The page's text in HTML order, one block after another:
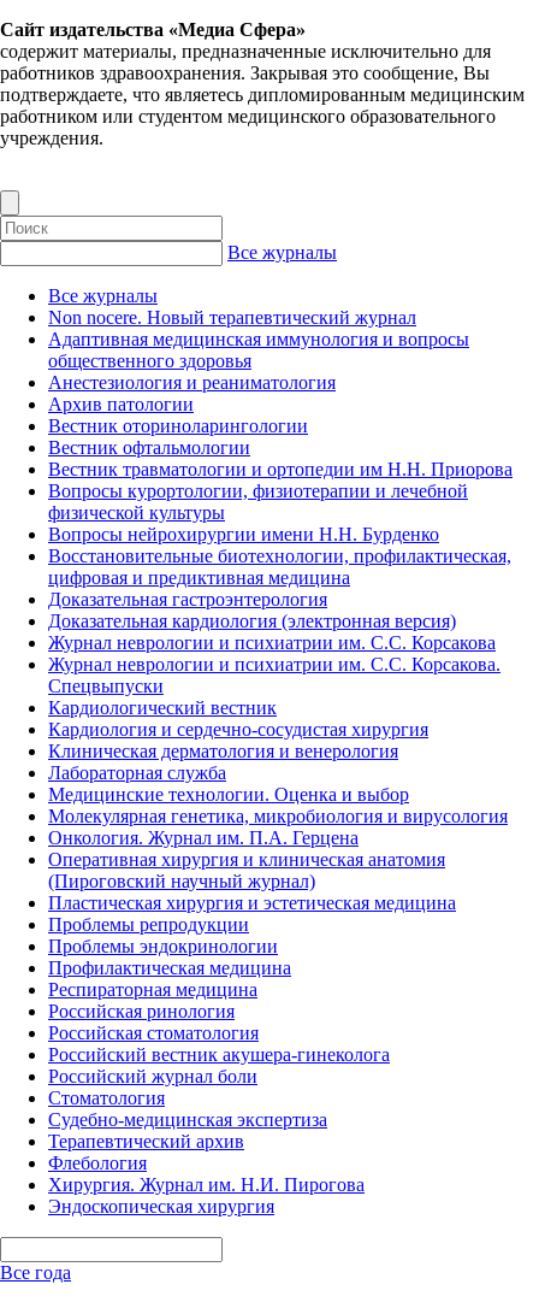
Сайт издательства «Медиа Сфера»
содержит материалы, предназначенные исключительно для
работников здравоохранения. Закрывая это сообщение, Вы
подтверждаете, что являетесь дипломированным медицинским
работником или студентом медицинского образовательного
учреждения.
Все журналы
Все журналы
Non nocere. Новый терапевтический журнал
Адаптивная медицинская иммунология и вопросы
общественного здоровья
Анестезиология и реаниматология
Архив патологии
Вестник оториноларингологии
Вестник офтальмологии
Вестник травматологии и ортопедии им Н.Н. Приорова
Вопросы курортологии, физиотерапии и лечебной
физической культуры
Вопросы нейрохирургии имени Н.Н. Бурденко
Восстановительные биотехнологии, профилактическая,
цифровая и предиктивная медицина
Доказательная гастроэнтерология
Доказательная кардиология (электронная версия)
Журнал неврологии и психиатрии им. С.С. Корсакова
Журнал неврологии и психиатрии им. С.С. Корсакова.
Спецвыпуски
Кардиологический вестник
Кардиология и сердечно-сосудистая хирургия
Клиническая дерматология и венерология
Лабораторная служба
Медицинские технологии. Оценка и выбор
Молекулярная генетика, микробиология и вирусология
Онкология. Журнал им. П.А. Герцена
Оперативная хирургия и клиническая анатомия
(Пироговский научный журнал)
Пластическая хирургия и эстетическая медицина
Проблемы репродукции
Проблемы эндокринологии
Профилактическая медицина
Респираторная медицина
Российская ринология
Российская стоматология
Российский вестник акушера-гинеколога
Российский журнал боли
Стоматология
Судебно-медицинская экспертиза
Терапевтический архив
Флебология
Хирургия. Журнал им. Н.И. Пирогова
Эндоскопическая хирургия
Все года